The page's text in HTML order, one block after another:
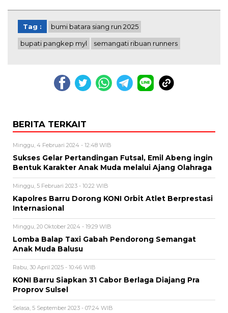
Tag : bumi batara siang run 2025
bupati pangkep myl semangati ribuan runners
BERITA TERKAIT
Minggu, 4 Februari 2024 - 12:48 WIB
Sukses Gelar Pertandingan Futsal, Emil Abeng ingin
Bentuk Karakter Anak Muda melalui Ajang Olahraga
Minggu, 5 Februari 2023 - 10:22 WIB
Kapolres Barru Dorong KONI Orbit Atlet Berprestasi
Internasional
Minggu, 20 Oktober 2024 - 19:29 WIB
Lomba Balap Taxi Gabah Pendorong Semangat
Anak Muda Balusu
Rabu, 30 April 2025 - 10:46 WIB
KONI Barru Siapkan 31 Cabor Berlaga Diajang Pra
Proprov Sulsel
Selasa, 5 September 2023 - 07:24 WIB